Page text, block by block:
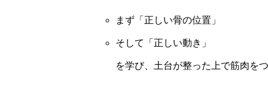
まず「正しい骨の位置」
そして「正しい動き」
を学び、土台が整った上で筋肉を